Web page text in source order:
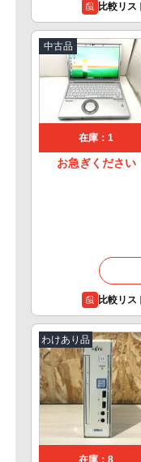
比較リス
中古品
在庫：1
お急ぎください
比較リス
わけあり品
在庫：8